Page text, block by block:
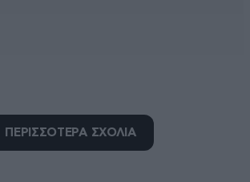
ΠΕΡΙΣΣΟΤΕΡΑ ΣΧΟΛΙΑ